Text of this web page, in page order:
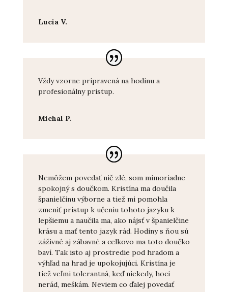
Lucia V.
Vždy vzorne pripravená na hodinu a
profesionálny pristup.
Michal P.
Nemôžem povedať nič zlé, som mimoriadne
spokojný s doučkom. Kristína ma doučila
španielčinu výborne a tiež mi pomohla
zmeniť prístup k učeniu tohoto jazyku k
lepšiemu a naučila ma, ako nájsť v španielčine
krásu a mať tento jazyk rád. Hodiny s ňou sú
záživné aj zábavné a celkovo ma toto doučko
baví. Tak isto aj prostredie pod hradom a
výhľad na hrad je upokojujúci. Kristína je
tiež veľmi tolerantná, keď niekedy, hoci
nerád, meškám. Neviem co ďalej povedať